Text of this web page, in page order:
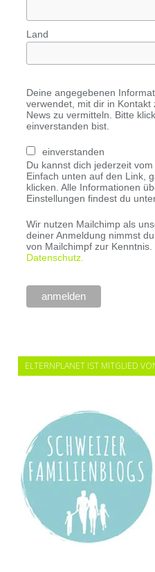
Land
Deine angegebenen
verwendet, mit dir in
News zu vermitteln. Bitte
einverstanden bist.
einverstanden
Du kannst dich jederzeit
Einfach unten auf den Link,
klicken. Alle Informationen
Einstellungen findest du
Wir nutzen Mailchimp als
deiner Anmeldung nimmst
von Mailchimpf zur Kenntnis.
Datenschutz.
ELTERNPLANET IST MITGLIED